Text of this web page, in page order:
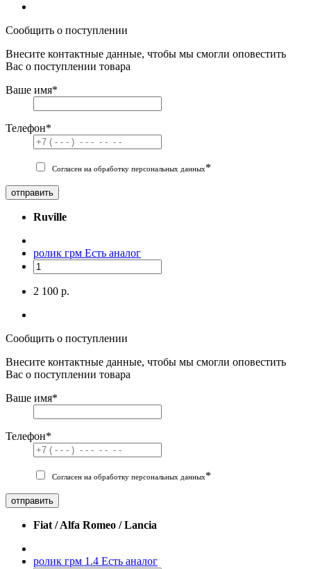
Сообщить о поступлении
Внесите контактные данные, чтобы мы смогли оповестить
Вас о поступлении товара
Ваше имя*
Телефон*
Согласен на обработку персональных данных*
отправить
Ruville
ролик грм Есть аналог
2 100 р.
Сообщить о поступлении
Внесите контактные данные, чтобы мы смогли оповестить
Вас о поступлении товара
Ваше имя*
Телефон*
Согласен на обработку персональных данных*
отправить
Fiat / Alfa Romeo / Lancia
ролик грм 1.4 Есть аналог